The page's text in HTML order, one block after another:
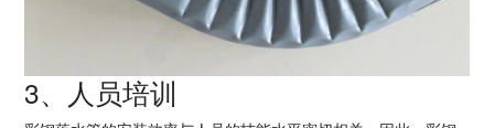
3、人员培训